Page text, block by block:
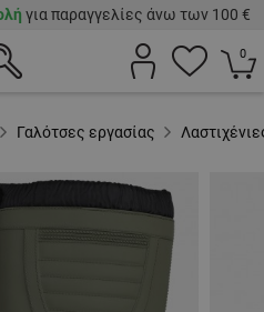
για παραγγελίες άνω των 100 €
0
Γαλότσες εργασίας